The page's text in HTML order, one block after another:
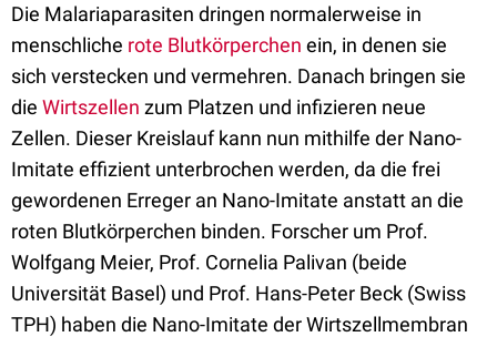
Die Malariaparasiten dringen normalerweise in
menschliche rote Blutkörperchen ein, in denen sie
sich verstecken und vermehren. Danach bringen sie
die Wirtszellen zum Platzen und infizieren neue
Zellen. Dieser Kreislauf kann nun mithilfe der Nano-
Imitate effizient unterbrochen werden, da die frei
gewordenen Erreger an Nano-Imitate anstatt an die
roten Blutkörperchen binden. Forscher um Prof.
Wolfgang Meier, Prof. Cornelia Palivan (beide
Universität Basel) und Prof. Hans-Peter Beck (Swiss
TPH) haben die Nano-Imitate der Wirtszellmembran